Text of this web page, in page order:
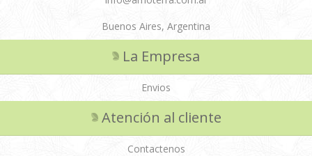
Buenos Aires, Argentina
La Empresa
Envios
Atención al cliente
Contactenos